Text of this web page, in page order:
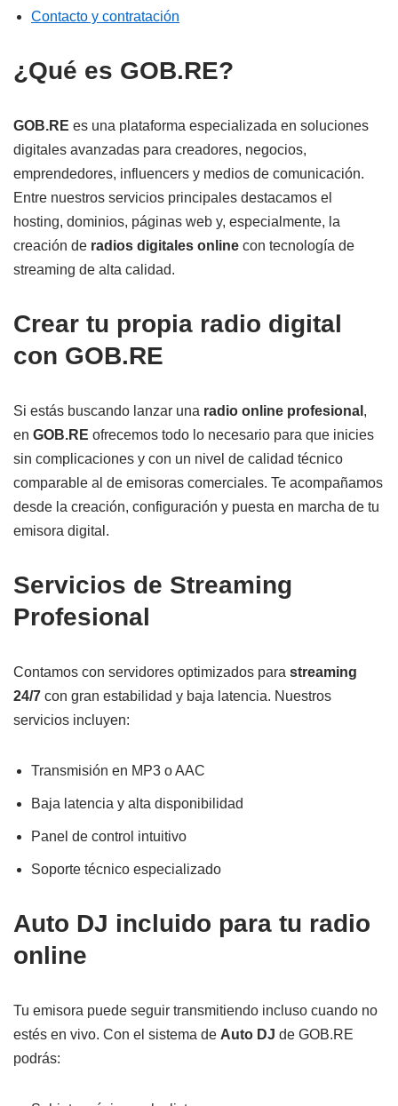
Contacto y contratación
¿Qué es GOB.RE?
GOB.RE es una plataforma especializada en soluciones
digitales avanzadas para creadores, negocios,
emprendedores, influencers y medios de comunicación.
Entre nuestros servicios principales destacamos el
hosting, dominios, páginas web y, especialmente, la
creación de radios digitales online con tecnología de
streaming de alta calidad.
Crear tu propia radio digital
con GOB.RE
Si estás buscando lanzar una radio online profesional ,
en GOB.RE ofrecemos todo lo necesario para que inicies
sin complicaciones y con un nivel de calidad técnico
comparable al de emisoras comerciales. Te acompañamos
desde la creación, configuración y puesta en marcha de tu
emisora digital.
Servicios de Streaming
Profesional
Contamos con servidores optimizados para streaming
24/7 con gran estabilidad y baja latencia. Nuestros
servicios incluyen:
Transmisión en MP3 o AAC
Baja latencia y alta disponibilidad
Panel de control intuitivo
Soporte técnico especializado
Auto DJ incluido para tu radio
online
Tu emisora puede seguir transmitiendo incluso cuando no
estés en vivo. Con el sistema de Auto DJ de GOB.RE
podrás: